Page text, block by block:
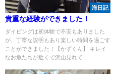
海日記
貴重な経験ができました！
ダイビングは初体験で不安もありました
が、丁寧な説明もあり楽しい時間を過ごす
ことができました！【かずくん】 キレイ
なお魚たちが近くで沢山見れて...